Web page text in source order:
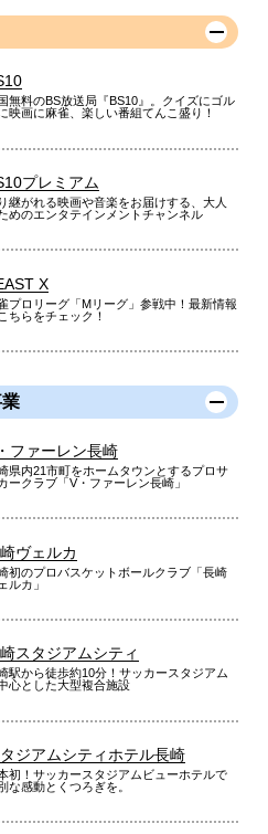
無料のBS放送局『BS10』。クイズにゴル
映画に麻雀、楽しい番組てんこ盛り！
プレミアム
継がれる映画や音楽をお届けする、大人
めのエンタテインメントチャンネル
X
プロリーグ「Mリーグ」参戦中！最新情報
ちらをチェック！
ファーレン長崎
県内21市町をホームタウンとするプロサ
ークラブ「V・ファーレン長崎」
ヴェルカ
初のプロバスケットボールクラブ「長崎
ルカ」
スタジアムシティ
駅から徒歩約10分！サッカースタジアム
心とした大型複合施設
ジアムシティホテル長崎
初！サッカースタジアムビューホテルで
な感動とくつろぎを。